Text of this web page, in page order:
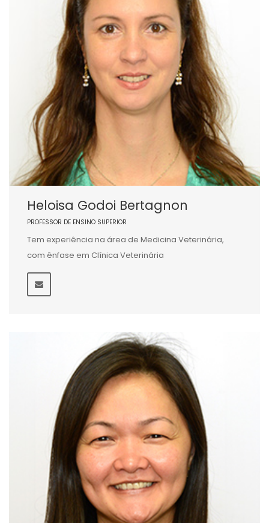
Heloisa Godoi Bertagnon
PROFESSOR DE ENSINO SUPERIOR
Tem experiência na área de Medicina Veterinária,
com ênfase em Clínica Veterinária